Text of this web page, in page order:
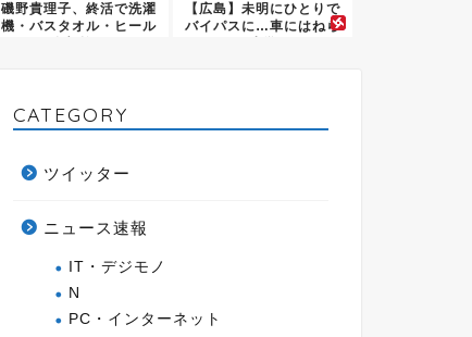
磯野貴理子、終活で洗濯
機・バスタオル・ヒール
【広島】未明にひとりで
バイパスに…車にはねら
CATEGORY
ツイッター
ニュース速報
IT・デジモノ
N
PC・インターネット